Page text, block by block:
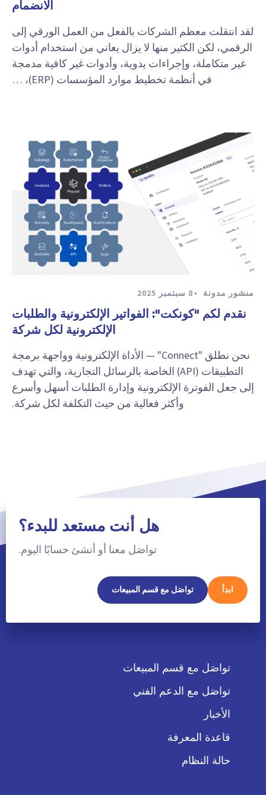
الانضمام
لقد انتقلت معظم الشركات بالفعل من العمل الورقي إلى
الرقمي، لكن الكثير منها لا يزال يعاني من استخدام أدوات
غير متكاملة، وإجراءات يدوية، وأدوات غير كافية مدمجة
في أنظمة تخطيط موارد المؤسسات (ERP)، …
منشور مدونة 8 سبتمبر 2025
نقدم لكم "كونكت": الفواتير الإلكترونية والطلبات
الإلكترونية لكل شركة
نحن نطلق "Connect" — الأداة الإلكترونية وواجهة برمجة
التطبيقات (API) الخاصة بالرسائل التجارية، والتي تهدف
إلى جعل الفوترة الإلكترونية وإدارة الطلبات أسهل وأسرع
وأكثر فعالية من حيث التكلفة لكل شركة.
هل أنت مستعد للبدء؟
تواصَل معنا أو أنشئ حسابًا اليوم.
ابدأ تواصَل مع قسم المبيعات
تواصَل مع قسم المبيعات
تواصَل مع الدعم الفني
الأخبار
قاعدة المعرفة
حالة النظام